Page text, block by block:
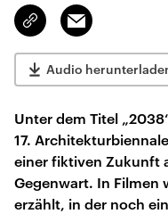
Link
kopieren/teilen
Email
Audio
Unter dem Titel
17.
einer fiktiven Zukunft
Gegenwart. In Filmen
erzählt, in der noch